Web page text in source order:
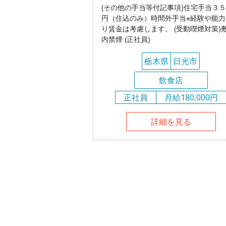
(その他の手当等付記事項)住宅手当３
円（住込のみ）時間外手当※経験や能力
り賃金は考慮します。 (受動喫煙対策)
内禁煙 (正社員)
栃木県 日光市
飲食店
正社員
月給180,000円
詳細を見る